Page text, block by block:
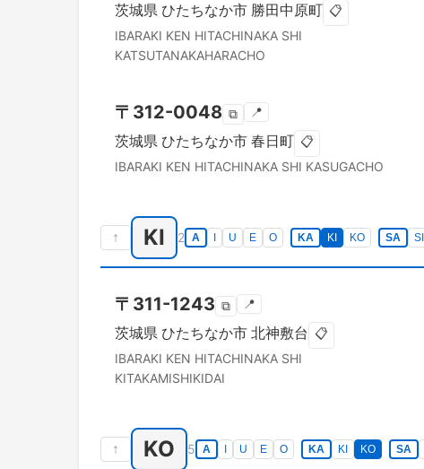
茨城県 ひたちなか市 勝田中原町 📋
IBARAKI KEN HITACHINAKA SHI
KATSUTANAKAHARACHO
〒 312-0048 ⧉ 📍
茨城県 ひたちなか市 春日町 📋
IBARAKI KEN HITACHINAKA SHI KASUGACHO
↑ KI 2 A U E O KA KI KO SA SI
〒 311-1243 ⧉ 📍
茨城県 ひたちなか市 北神敷台 📋
IBARAKI KEN HITACHINAKA SHI
KITAKAMISHIKIDAI
↑ KO 5 A U E O KA KI KO SA